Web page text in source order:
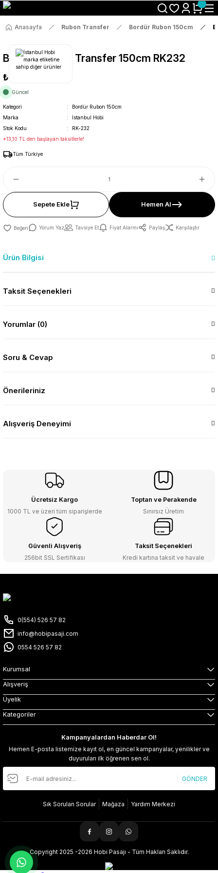
Size Özel "HG10" Koduyla Sepette Hemen %10 İndirimi Kaçırma
Anasayfa Rubon Transfer Bordür Rubon 150cm
Bordür Rub On Transfer 150cm RK232
₺69
Güncel
Kategori
Bordür Rubon 150cm
Marka
İstanbul Hobi
Stok Kodu
RK-232
*13,10 TL den başlayan taksitlerle!
Tüm Türkiye
Sepete Ekle Hemen Al
Yorum Yaz Tavsiye Et Fiyat Alarmı Paylaş Karşılaştır
Ürün Bilgisi
Taksit Seçenekleri
Yorumlar (0)
Soru & Cevap
Önerileriniz
Alışveriş Deneyimi
Ücretsiz Kargo
1000 TL ve üzeri tüm siparişlerde
Toptan ve Perakende
Sınırsız Üretim
Güvenli Alışveriş
256bit SSL Sertifikası
Taksit Seçenekleri
Kredi kartına taksit ve havale
0(554) 526 57 82
info@hobipasaji.com
0554 526 57 82
Kurumsal
Alışveriş
Üyelik
Kategoriler
Kampanyalardan Haberdar Ol!
Hemen E-posta listemize kayıt ol, en güncel kampanyalar, yenilikler ve
duyuruları ilk öğrenen sen ol.
GÖNDER
Sık Sorulan Sorular Mağaza Yardım Merkezi
Copyright 2025 -2026 Hobi Pasajı - Tüm Hakları Saklıdır.